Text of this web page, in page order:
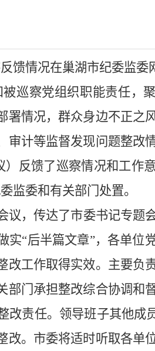
馈情况在巢湖市纪委监委
巡察党组织职能责任，
情况，群众身边不正之
计等监督发现问题整改
反馈了巡察情况和工作
监委和有关部门处置。
，传达了市委书记专题
“后半篇文章”，各单位
工作取得实效。主要负
门承担整改综合协调和
责任。领导班子其他成
。市委将适时听取各单